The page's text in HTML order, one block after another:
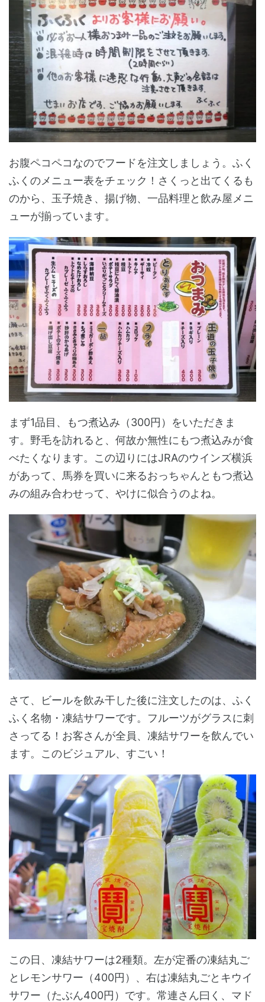
お腹ペコペコなのでフードを注文しましょう。ふく
ふくのメニュー表をチェック！さくっと出てくるも
のから、玉子焼き、揚げ物、一品料理と飲み屋メニ
ューが揃っています。
まず1品目、もつ煮込み（300円）をいただきま
す。野毛を訪れると、何故か無性にもつ煮込みが食
べたくなります。この辺りにはJRAのウインズ横浜
があって、馬券を買いに来るおっちゃんともつ煮込
みの組み合わせって、やけに似合うのよね。
さて、ビールを飲み干した後に注文したのは、ふく
ふく名物・凍結サワーです。フルーツがグラスに刺
さってる！お客さんが全員、凍結サワーを飲んでい
ます。このビジュアル、すごい！
この日、凍結サワーは2種類。左が定番の凍結丸ご
とレモンサワー（400円）、右は凍結丸ごとキウイ
サワー（たぶん400円）です。常連さん曰く、マド